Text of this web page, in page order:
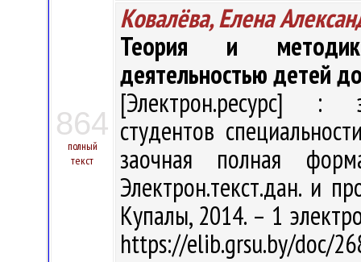
864
полный
текст
Ковалёва, Елена
Теория и
деятельностью детей
[Электрон.ресурс] :
студентов
заочная полная
Электрон.текст.дан. и
Купалы, 2014. – 1
https://elib.grsu.by/doc/